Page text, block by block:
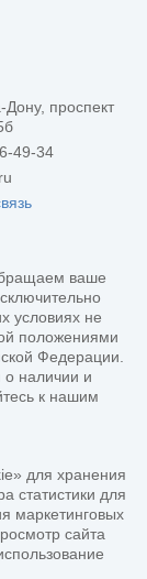
Дону, проспект
49-34
ваше
условиях не
положениями
Федерации.
наличии и
к нашим
для хранения
статистики для
маркетинговых
сайта